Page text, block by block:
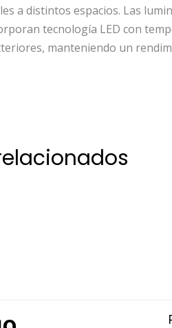
a distintos espacios. Las
tecnología LED con
manteniendo un